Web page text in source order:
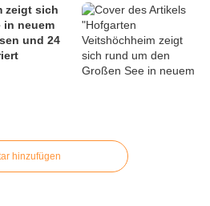
zeigt sich
hinzufügen